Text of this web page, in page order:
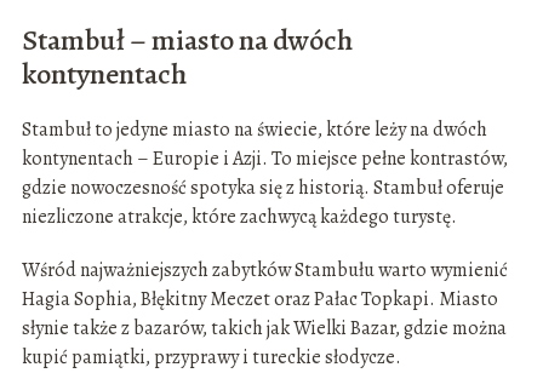
Stambuł – miasto na dwóch
kontynentach
Stambuł to jedyne miasto na świecie, które leży na dwóch
kontynentach – Europie i Azji. To miejsce pełne kontrastów,
gdzie nowoczesność spotyka się z historią. Stambuł oferuje
niezliczone atrakcje, które zachwycą każdego turystę.
Wśród najważniejszych zabytków Stambułu warto wymienić
Hagia Sophia, Błękitny Meczet oraz Pałac Topkapi. Miasto
słynie także z bazarów, takich jak Wielki Bazar, gdzie można
kupić pamiątki, przyprawy i tureckie słodycze.